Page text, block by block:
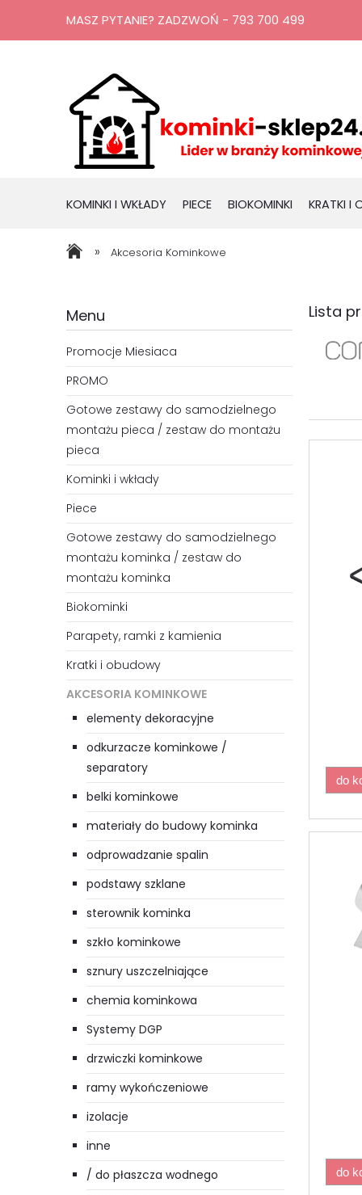
KOMINKI I WKŁADY PIECE BIOKOMINKI KRATKI I
RURY, KOMINY
» Akcesoria Kominkowe
MASZ PYTANIE? ZADZWOŃ - 793 700 499
Menu
Promocje Miesiaca
PROMO
Gotowe zestawy do samodzielnego
montażu pieca / zestaw do montażu
pieca
Kominki i wkłady
Piece
Gotowe zestawy do samodzielnego
montażu kominka / zestaw do
montażu kominka
Biokominki
Parapety, ramki z kamienia
Kratki i obudowy
AKCESORIA KOMINKOWE
elementy dekoracyjne
odkurzacze kominkowe /
separatory
belki kominkowe
materiały do budowy kominka
odprowadzanie spalin
podstawy szklane
sterownik kominka
szkło kominkowe
sznury uszczelniające
chemia kominkowa
Systemy DGP
drzwiczki kominkowe
ramy wykończeniowe
izolacje
inne
/ do płaszcza wodnego
Lista
do
do